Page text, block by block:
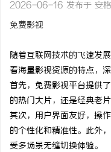
2026-06-16 发布于 安格
免费影视
随着互联网技术的飞速发
看海量影视资源的特点，
首先，免费影视平台提供
的热门大片，还是经典老
其次，用户界面友好，操
的个性化和精准性。此外
受多场景无缝切换体验。